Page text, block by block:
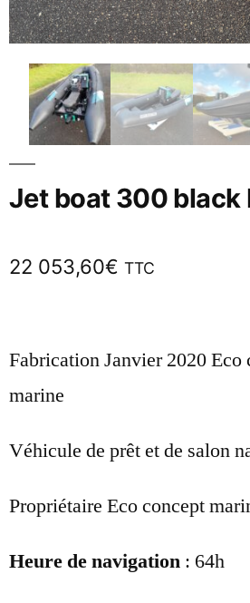
Jet boat 300 black
22 053,60€ TTC
Fabrication Janvier 2020 Eco
marine
Véhicule de prêt et de salon
Propriétaire Eco concept
Heure de navigation : 64h